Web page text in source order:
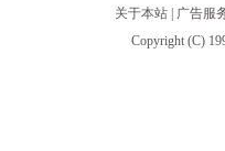
关于本站
广告服
Copyright (C)